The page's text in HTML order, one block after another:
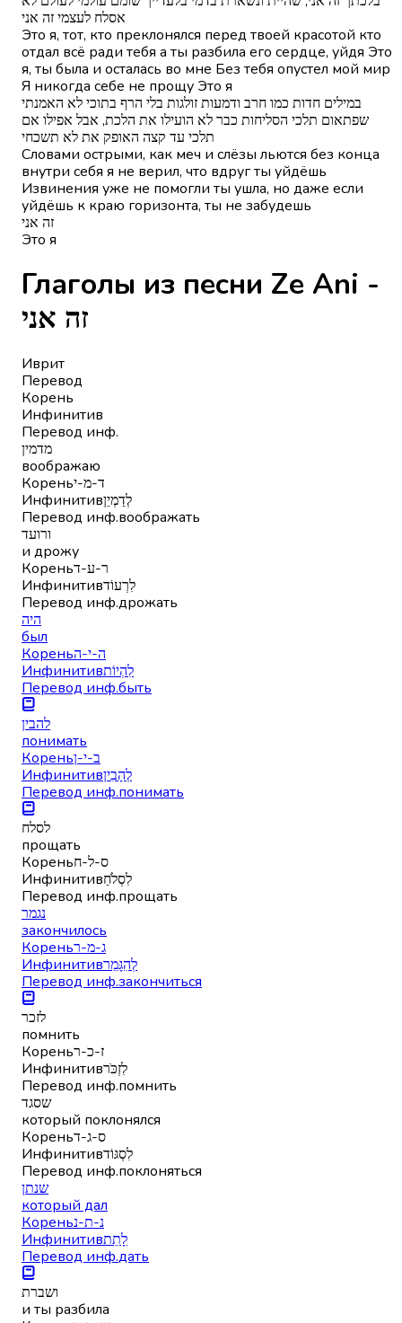
אסלח לעצמי זה אני
Это я, тот, кто преклонялся перед твоей красотой кто
отдал всё ради тебя а ты разбила его сердце, уйдя Это
я, ты была и осталась во мне Без тебя опустел мой мир
Я никогда себе не прощу Это я
במילים חדות כמו חרב ודמעות זולגות בלי הרף בתוכי לא האמנתי
שפתאום תלכי הסליחות כבר לא הועילו את הלכת, אבל אפילו אם
תלכי עד קצה האופק את לא תשכחי
Словами острыми, как меч и слёзы льются без конца
внутри себя я не верил, что вдруг ты уйдёшь
Извинения уже не помогли ты ушла, но даже если
уйдёшь к краю горизонта, ты не забудешь
זה אני
Это я
Глаголы из песни Ze Ani -
זה אני
Иврит
Перевод
Корень
Инфинитив
Перевод инф.
מדמין
воображаю
Кореньד-מ-י
Инфинитивלְדַמְיֵן
Перевод инф.воображать
ורועד
и дрожу
Кореньר-ע-ד
Инфинитивלִרְעוֹד
Перевод инф.дрожать
היה
был
Кореньה-י-ה
Инфинитивלִהְיוֹת
Перевод инф.быть
להבין
понимать
Кореньב-י-ן
Инфинитивלְהָבִין
Перевод инф.понимать
לסלח
прощать
Кореньס-ל-ח
Инфинитивלִסְלֹחַ
Перевод инф.прощать
נגמר
закончилось
Кореньג-מ-ר
Инфинитивלְהִגָּמֵר
Перевод инф.закончиться
לזכר
помнить
Кореньז-כ-ר
Инфинитивלִזְכֹּר
Перевод инф.помнить
שסגד
который поклонялся
Кореньס-ג-ד
Инфинитивלִסְגּוֹד
Перевод инф.поклоняться
שנתן
который дал
Кореньנ-ת-נ
Инфинитивלָתֵת
Перевод инф.дать
ושברת
и ты разбила